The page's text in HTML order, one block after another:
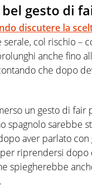
gesto di
discutere la
col rischio –
anche fino
che dopo
un gesto di fair
spagnolo sarebbe
aver parlato
riprendersi dopo
spiegherebbe
.